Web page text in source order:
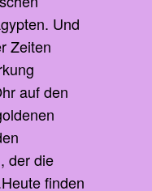
Und
Zeiten
auf den
der die
finden